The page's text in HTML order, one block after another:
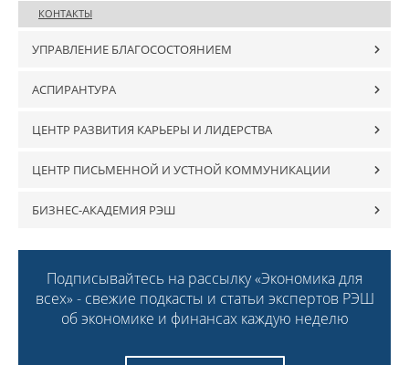
КОНТАКТЫ
УПРАВЛЕНИЕ БЛАГОСОСТОЯНИЕМ
АСПИРАНТУРА
ЦЕНТР РАЗВИТИЯ КАРЬЕРЫ И ЛИДЕРСТВА
ЦЕНТР ПИСЬМЕННОЙ И УСТНОЙ КОММУНИКАЦИИ
БИЗНЕС-АКАДЕМИЯ РЭШ
Подписывайтесь на рассылку «Экономика для
всех» - свежие подкасты и статьи экспертов РЭШ
об экономике и финансах каждую неделю